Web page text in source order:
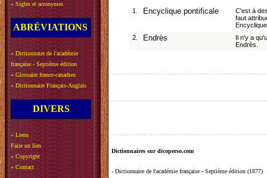
» Sigles et acronymes
ABRÉVIATIONS
» Dictionnaire de l'académie
française - Septième édition
» Glossaire franco-canadien
» Dictionnaire Français-Anglais
DIVERS
» Liens
Faire un lien
» Copyright
» Contact
1. Encyclique pontificale
C'est à
faut
2.
Endrès
Il n'y a
Endrès.
Dictionnaires sur dicoperso.com
- Dictionnaire de l'académie française - Septième édition (1877)